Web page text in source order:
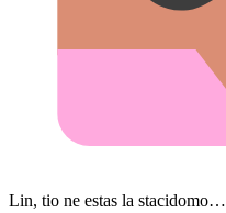
Lin, tio ne estas la stacidomo…